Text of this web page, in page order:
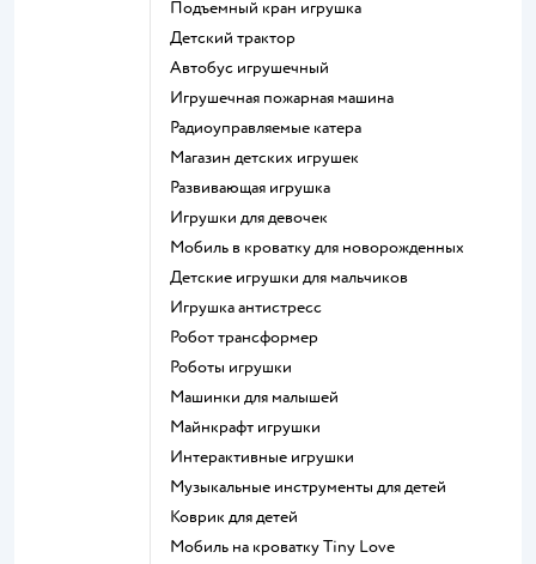
Подъемный кран игрушка
Детский трактор
Автобус игрушечный
Игрушечная пожарная машина
Радиоуправляемые катера
Магазин детских игрушек
Развивающая игрушка
Игрушки для девочек
Мобиль в кроватку для новорожденных
Детские игрушки для мальчиков
Игрушка антистресс
Робот трансформер
Роботы игрушки
Машинки для малышей
Майнкрафт игрушки
Интерактивные игрушки
Музыкальные инструменты для детей
Коврик для детей
Мобиль на кроватку Tiny Love